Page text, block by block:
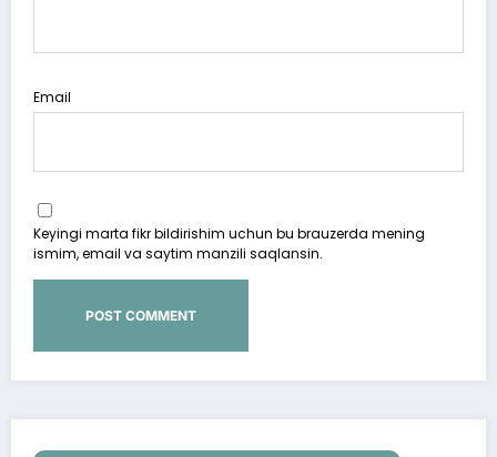
Email
Keyingi marta fikr bildirishim uchun bu brauzerda mening
ismim, email va saytim manzili saqlansin.